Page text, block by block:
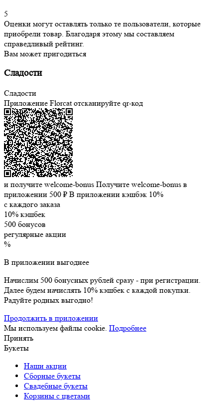
5
Оценки могут оставлять только те пользователи, которые
приобрели товар. Благодаря этому мы составляем
справедливый рейтинг.
Вам может пригодиться
Сладости
Сладости
Приложение Florcat отсканируйте qr-код
и получите welcome-bonus Получите welcome-bonus в
приложении 500 ₽ В приложении кэшбэк 10%
с каждого заказа
10% кэшбек
500 бонусов
регулярные акции
%
В приложении выгоднее
Начислим 500 бонусных рублей сразу - при регистрации.
Далее будем начислять 10% кэшбек с каждой покупки.
Радуйте родных выгодно!
Продолжить в приложении
Мы используем файлы cookie. Подробнее
Принять
Букеты
Наши акции
Сборные букеты
Свадебные букеты
Корзины с цветами